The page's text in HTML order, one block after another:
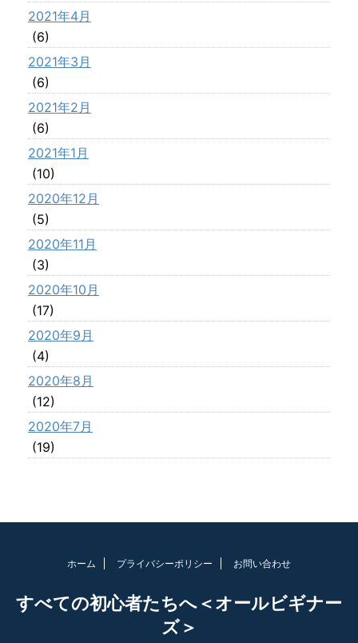
2021年4月
(6)
2021年3月
(6)
2021年2月
(6)
2021年1月
(10)
2020年12月
(5)
2020年11月
(3)
2020年10月
(17)
2020年9月
(4)
2020年8月
(12)
2020年7月
(19)
ホーム プライバシーポリシー お問い合わせ
すべての初心者たちへ＜オールビギナー
ズ＞